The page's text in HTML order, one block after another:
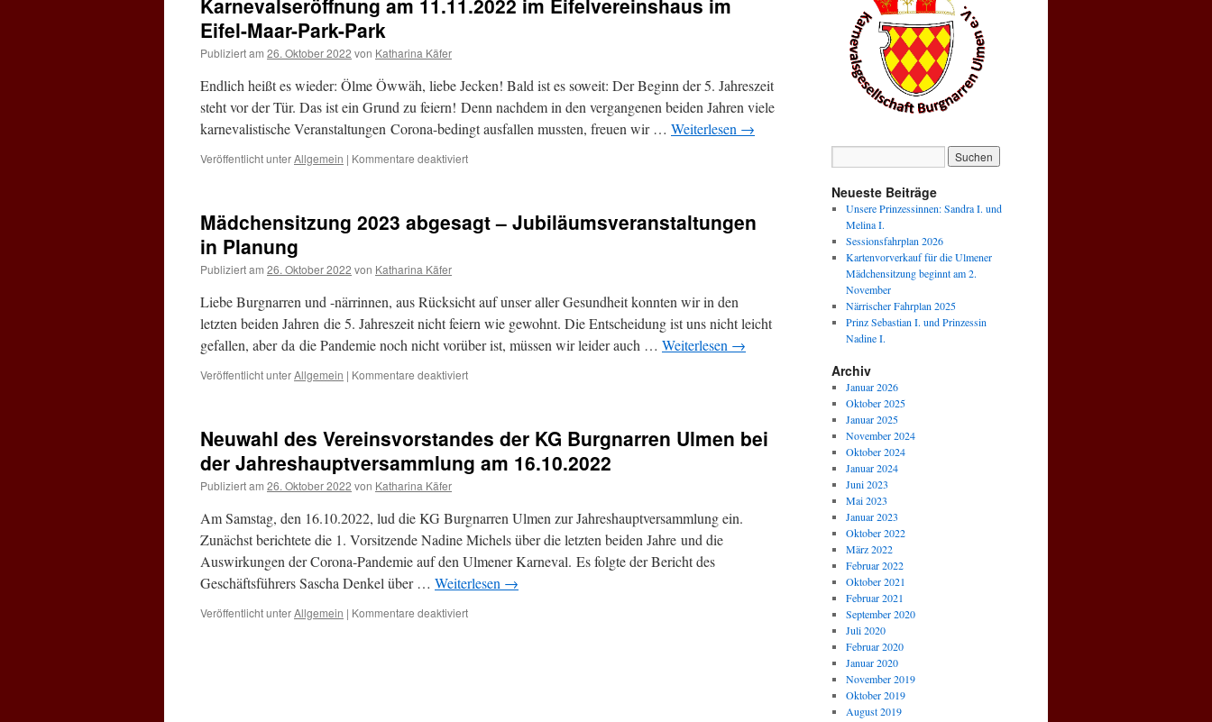
Karnevalseröffnung am 11.11.2022 im Eifelvereinshaus im
Eifel-Maar-Park-Park
Publiziert am 26. Oktober 2022 von Katharina Käfer
Endlich heißt es wieder: Ölme Öwwäh, liebe Jecken! Bald ist es soweit: Der Beginn der 5. Jahreszeit
steht vor der Tür. Das ist ein Grund zu feiern! Denn nachdem in den vergangenen beiden Jahren viele
karnevalistische Veranstaltungen Corona-bedingt ausfallen mussten, freuen wir … Weiterlesen →
Veröffentlicht unterAllgemein | Kommentare deaktiviertfür
im
Eifelvereinshaus
Park-
Park
Mädchensitzung 2023 abgesagt – Jubiläumsveranstaltungen
in Planung
Publiziert am 26. Oktober 2022 von Katharina Käfer
Liebe Burgnarren und -närrinnen, aus Rücksicht auf unser aller Gesundheit konnten wir in den
letzten beiden Jahren die 5. Jahreszeit nicht feiern wie gewohnt. Die Entscheidung ist uns nicht leicht
gefallen, aber da die Pandemie noch nicht vorüber ist, müssen wir leider auch … Weiterlesen →
Veröffentlicht unterAllgemein | Kommentare deaktiviertfür
–
Jubiläumsveranstaltungen
in
Neuwahl des Vereinsvorstandes der KG Burgnarren Ulmen bei
der Jahreshauptversammlung am 16.10.2022
Publiziert am 26. Oktober 2022 von Katharina Käfer
Am Samstag, den 16.10.2022, lud die KG Burgnarren Ulmen zur Jahreshauptversammlung ein.
Zunächst berichtete die 1. Vorsitzende Nadine Michels über die letzten beiden Jahre und die
Auswirkungen der Corona-Pandemie auf den Ulmener Karneval. Es folgte der Bericht des
Geschäftsführers Sascha Denkel über … Weiterlesen →
Veröffentlicht unterAllgemein | Kommentare deaktiviertfür
Neueste Beiträge
Unsere Prinzessinnen: Sandra I. und
Melina I.
Sessionsfahrplan 2026
Kartenvorverkauf für die Ulmener
Mädchensitzung beginnt am 2.
November
Närrischer Fahrplan 2025
Prinz Sebastian I. und Prinzessin
Nadine I.
Archiv
Januar 2026
Oktober 2025
Januar 2025
November 2024
Oktober 2024
Januar 2024
Juni 2023
Mai 2023
Januar 2023
Oktober 2022
März 2022
Februar 2022
Oktober 2021
Februar 2021
September 2020
Juli 2020
Februar 2020
Januar 2020
November 2019
Oktober 2019
August 2019